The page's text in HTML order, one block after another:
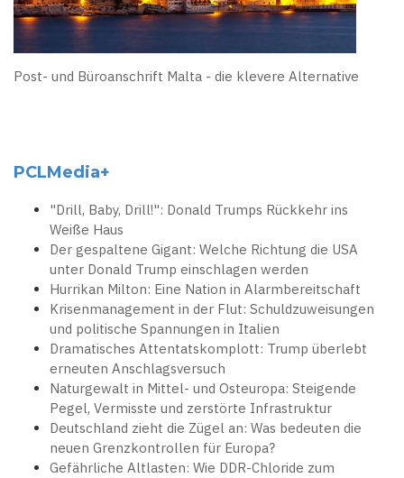
Post- und Büroanschrift Malta - die klevere Alternative
PCLMedia+
"Drill, Baby, Drill!": Donald Trumps Rückkehr ins
Weiße Haus
Der gespaltene Gigant: Welche Richtung die USA
unter Donald Trump einschlagen werden
Hurrikan Milton: Eine Nation in Alarmbereitschaft
Krisenmanagement in der Flut: Schuldzuweisungen
und politische Spannungen in Italien
Dramatisches Attentatskomplott: Trump überlebt
erneuten Anschlagsversuch
Naturgewalt in Mittel- und Osteuropa: Steigende
Pegel, Vermisste und zerstörte Infrastruktur
Deutschland zieht die Zügel an: Was bedeuten die
neuen Grenzkontrollen für Europa?
Gefährliche Altlasten: Wie DDR-Chloride zum